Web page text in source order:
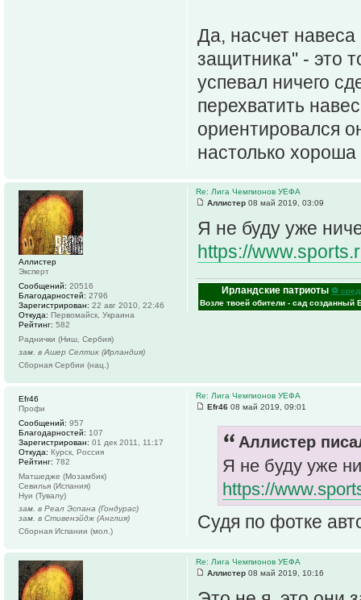
Да, насчет
защитника" - это
успевал ничего
перехватить
ориентировался
настолько
Re: Лига Чемпионов УЕФА
Аллистер 08 май 2019, 03:09
Я не буду уже
https://
Ирландские патриоты ⚽
Возле твоей обители - сад созданный
Аллистер
Эксперт
Сообщений: 20516
Благодарностей: 2796
Зарегистрирован: 22 авг 2010, 22:46
Откуда: Первомайск, Украина
Рейтинг: 582
Раднички (Ниш, Сербия)
зам. в Ашер Селтик (Ирландия)
Сборная Сербии (нац.)
Re: Лига Чемпионов УЕФА
Efr46 08 май 2019, 09:01
Аллистер
Я не буду уже
https://
Судя по фотке
Efr46
Профи
Сообщений: 957
Благодарностей: 107
Зарегистрирован: 01 дек 2011, 11:17
Откуда: Курск, Россия
Рейтинг: 782
Матшедже (Мозамбик)
Севилья (Испания)
Нуи (Тувалу)
зам. в Реал Эспана (Гондурас)
зам. в Стивенэйдж (Англия)
Сборная Испании (мол.)
Re: Лига Чемпионов УЕФА
Аллистер 08 май 2019, 10:16